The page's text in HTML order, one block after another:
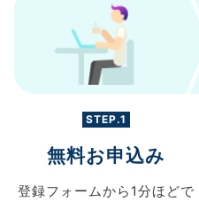
STEP.1
無料お申込み
登録フォームから 1分ほどで